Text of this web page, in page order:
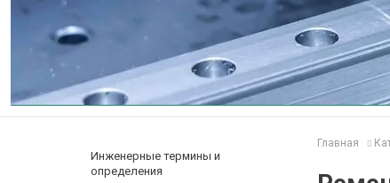
Инженерные термины и
определения
Главная